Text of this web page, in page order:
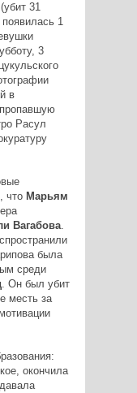
(убит 31
1
3
в
Расул
что Марьям
Вагабова.
была
среди
. Он был убит
месть за
окончила